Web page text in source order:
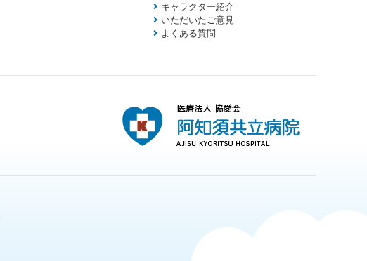
キャラクター紹介
いただいたご意見
よくある質問